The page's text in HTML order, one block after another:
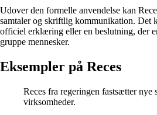
Udover den formelle anvendelse kan
samtaler og skriftlig kommunikation. Det
officiel erklæring eller en beslutning, der
gruppe mennesker.
Eksempler på Reces
Reces fra regeringen fastsætter nye
virksomheder.